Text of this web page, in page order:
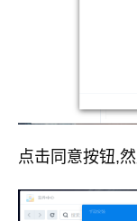
点击同意按钮,